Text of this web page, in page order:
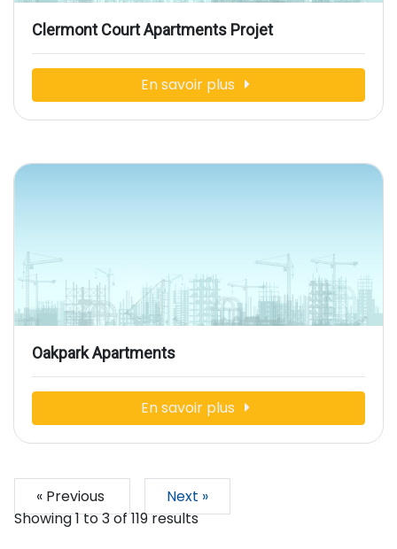
Clermont Court Apartments Projet
En savoir plus
Oakpark Apartments
En savoir plus
« Previous
Next »
Showing1to3of119results